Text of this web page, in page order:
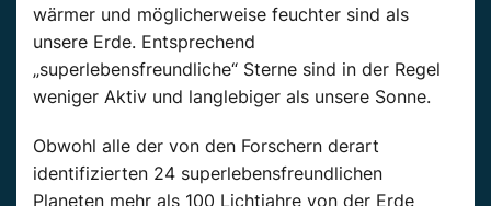
wärmer und möglicherweise feuchter sind als
unsere Erde. Entsprechend
„superlebensfreundliche“ Sterne sind in der Regel
weniger Aktiv und langlebiger als unsere Sonne.
Obwohl alle der von den Forschern derart
identifizierten 24 superlebensfreundlichen
Planeten mehr als 100 Lichtjahre von der Erde